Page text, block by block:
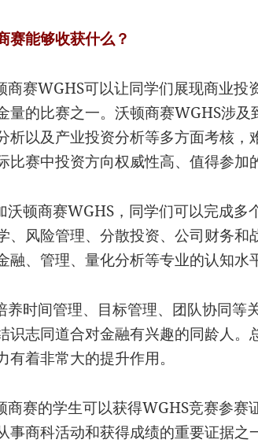
赛能够收获什么？
商赛WGHS可以让同学们展现商业投
量的比赛之一。沃顿商赛WGHS涉及
析以及产业投资分析等多方面考核，
比赛中投资方向权威性高、值得参加
沃顿商赛WGHS，同学们可以完成多
、风险管理、分散投资、公司财务和
融、管理、量化分析等专业的认知水
养时间管理、目标管理、团队协同等
识志同道合对金融有兴趣的同龄人。
有着非常大的提升作用。
商赛的学生可以获得WGHS竞赛参赛
事商科活动和获得成绩的重要证据之